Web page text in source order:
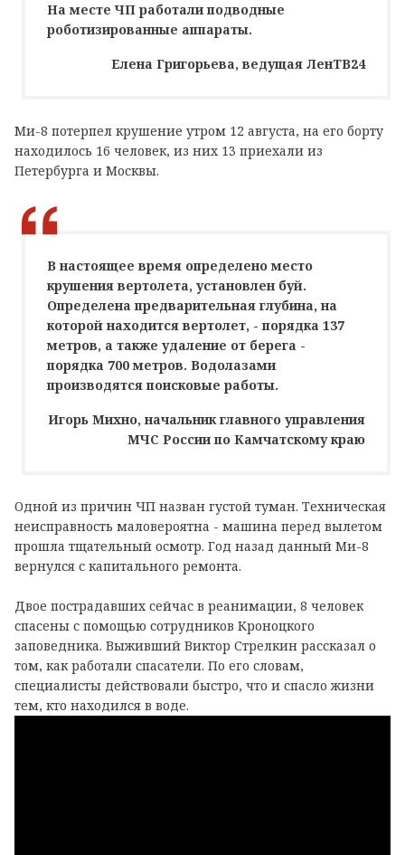
На месте ЧП работали подводные
роботизированные аппараты.
Елена Григорьева, ведущая ЛенТВ24
Ми-8 потерпел крушение утром 12 августа, на его борту
находилось 16 человек, из них 13 приехали из
Петербурга и Москвы.
В настоящее время определено место
крушения вертолета, установлен буй.
Определена предварительная глубина, на
которой находится вертолет, - порядка 137
метров, а также удаление от берега -
порядка 700 метров. Водолазами
производятся поисковые работы.
Игорь Михно, начальник главного управления
МЧС России по Камчатскому краю
Одной из причин ЧП назван густой туман. Техническая
неисправность маловероятна - машина перед вылетом
прошла тщательный осмотр. Год назад данный Ми-8
вернулся с капитального ремонта.
Двое пострадавших сейчас в реанимации, 8 человек
спасены с помощью сотрудников Кроноцкого
заповедника. Выживший Виктор Стрелкин рассказал о
том, как работали спасатели. По его словам,
специалисты действовали быстро, что и спасло жизни
тем, кто находился в воде.